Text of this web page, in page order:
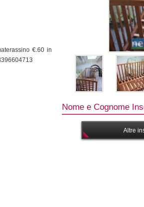
€.60 in
Nome e Cognome
Altre